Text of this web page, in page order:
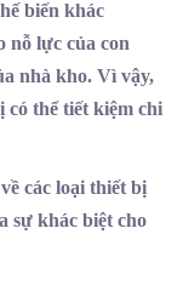
biến khác
nỗ lực của con
nhà kho. Vì vậy,
có thể tiết kiệm chi
các loại thiết bị
sự khác biệt cho